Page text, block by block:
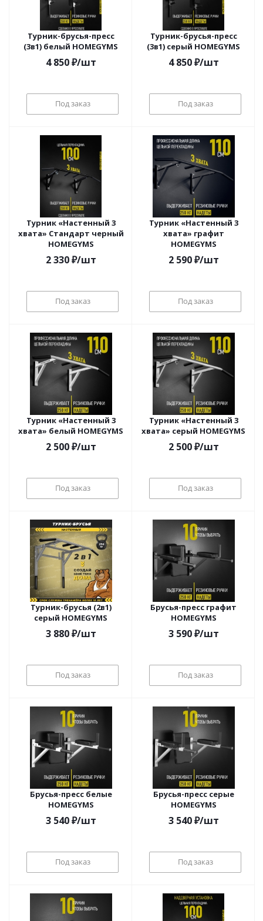
Турник-брусья-пресс
(3в1) белый HOMEGYMS
4 850₽/шт
Под заказ
Турник-брусья-пресс
(3в1) серый HOMEGYMS
4 850₽/шт
Под заказ
Турник «Настенный 3
хвата» Стандарт черный
HOMEGYMS
2 330₽/шт
Под заказ
Турник «Настенный 3
хвата» графит
HOMEGYMS
2 590₽/шт
Под заказ
Турник «Настенный 3
хвата» белый HOMEGYMS
2 500₽/шт
Под заказ
Турник «Настенный 3
хвата» серый HOMEGYMS
2 500₽/шт
Под заказ
Турник-брусья (2в1)
серый HOMEGYMS
3 880₽/шт
Под заказ
Брусья-пресс графит
HOMEGYMS
3 590₽/шт
Под заказ
Брусья-пресс белые
HOMEGYMS
3 540₽/шт
Под заказ
Брусья-пресс серые
HOMEGYMS
3 540₽/шт
Под заказ